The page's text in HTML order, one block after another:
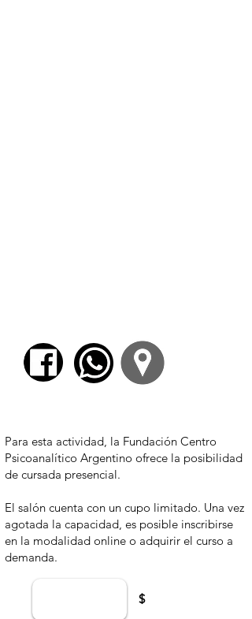
Para esta actividad, la Fundación Centro
Psicoanalítico Argentino ofrece la posibilidad
de cursada presencial.
El salón cuenta con un cupo limitado. Una vez
agotada la capacidad, es posible inscribirse
en la modalidad online o adquirir el curso a
demanda.
$